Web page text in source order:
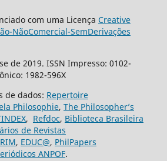
com uma Licença Creative
NãoComercial-SemDerivações
de 2019. ISSN Impresso: 0102-
1982-596X
de dados: Repertoire
Philosophie, The Philosopher’s
, Refdoc, Biblioteca Brasileira
de Revistas
, EDUC@, PhilPapers
ANPOF.